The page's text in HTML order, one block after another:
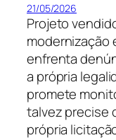
21/05/2026
Projeto
modernização
enfrenta
a própria
promete
talvez precise
própria